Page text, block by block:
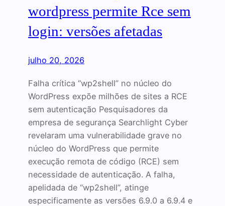
wordpress permite Rce sem
login: versões afetadas
julho 20, 2026
Falha crítica “wp2shell” no núcleo do
WordPress expõe milhões de sites a RCE
sem autenticação Pesquisadores da
empresa de segurança Searchlight Cyber
revelaram uma vulnerabilidade grave no
núcleo do WordPress que permite
execução remota de código (RCE) sem
necessidade de autenticação. A falha,
apelidada de “wp2shell”, atinge
especificamente as versões 6.9.0 a 6.9.4 e